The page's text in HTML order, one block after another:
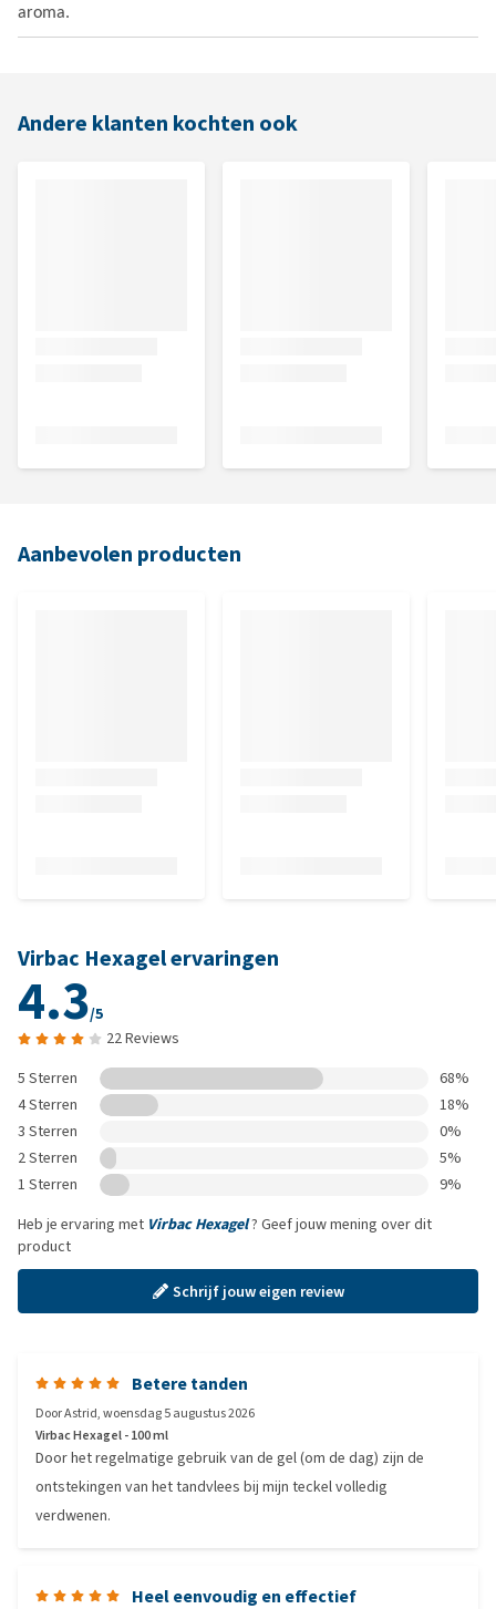
aroma.
Andere klanten kochten ook
Aanbevolen producten
Virbac Hexagel ervaringen
4.3/5
22 Reviews
5 Sterren
68%
4 Sterren
18%
3 Sterren
0%
2 Sterren
5%
1 Sterren
9%
Heb je ervaring met Virbac Hexagel? Geef jouw mening over dit
product
Schrijf jouw eigen review
Betere tanden
DoorAstrid,woensdag 5 augustus 2026
Virbac Hexagel - 100 ml
Door het regelmatige gebruik van de gel (om de dag) zijn de
ontstekingen van het tandvlees bij mijn teckel volledig
verdwenen.
Heel eenvoudig en effectief